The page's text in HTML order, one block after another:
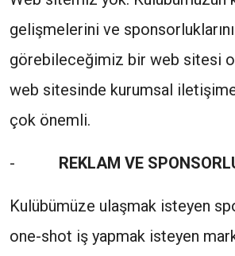
gelişmelerini ve sponsorluklarını
görebileceğimiz bir web sitesi
web sitesinde kurumsal
çok önemli.
- REKLAM VE
Kulübümüze ulaşmak isteyen
one-shot iş yapmak isteyen